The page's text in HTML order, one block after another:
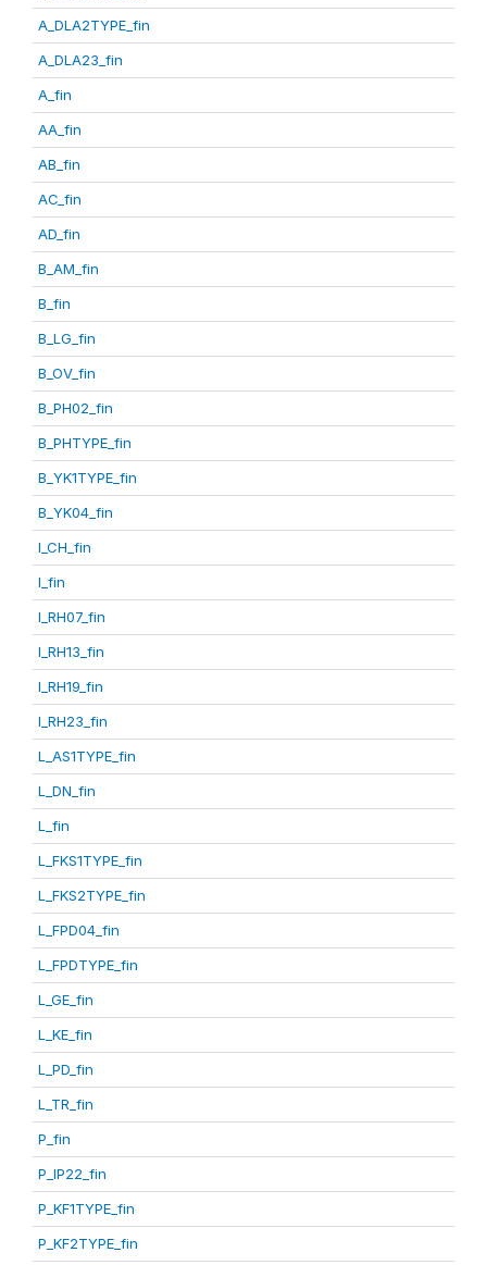
A_DLA2TYPE_fin
A_DLA23_fin
A_fin
AA_fin
AB_fin
AC_fin
AD_fin
B_AM_fin
B_fin
B_LG_fin
B_OV_fin
B_PH02_fin
B_PHTYPE_fin
B_YK1TYPE_fin
B_YK04_fin
I_CH_fin
I_fin
I_RH07_fin
I_RH13_fin
I_RH19_fin
I_RH23_fin
L_AS1TYPE_fin
L_DN_fin
L_fin
L_FKS1TYPE_fin
L_FKS2TYPE_fin
L_FPD04_fin
L_FPDTYPE_fin
L_GE_fin
L_KE_fin
L_PD_fin
L_TR_fin
P_fin
P_IP22_fin
P_KF1TYPE_fin
P_KF2TYPE_fin